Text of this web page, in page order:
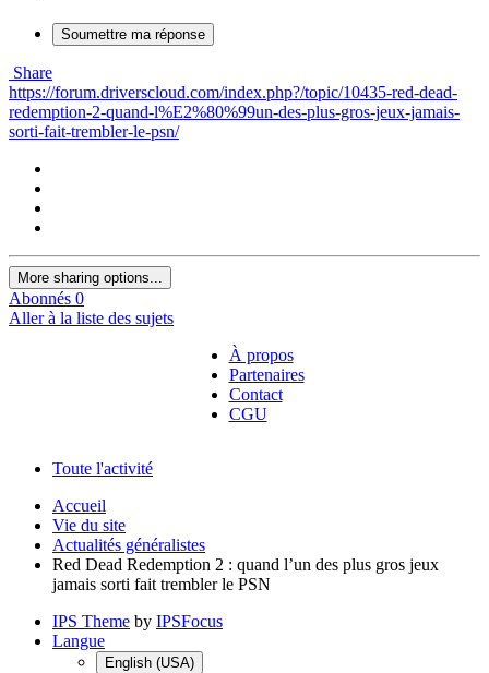
Soumettre ma réponse
Share
https://forum.driverscloud.com/index.php?/topic/10435-red-dead-
redemption-2-quand-l%E2%80%99un-des-plus-gros-jeux-jamais-
sorti-fait-trembler-le-psn/
More sharing options...
Abonnés 0
Aller à la liste des sujets
À propos
Partenaires
Contact
CGU
Toute l'activité
Accueil
Vie du site
Actualités généralistes
Red Dead Redemption 2 : quand l’un des plus gros jeux
jamais sorti fait trembler le PSN
IPS Theme by IPSFocus
Langue
English (USA)